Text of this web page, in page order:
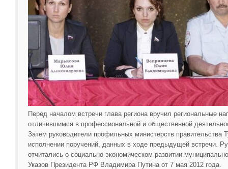
Перед началом встречи глава региона вручил региональные
отличившимся в профессиональной и общественной
Затем руководители профильных министерств правительства
исполнении поручений, данных в ходе предыдущей встречи.
отчитались о социально-экономическом развитии
Указов Президента РФ Владимира Путина от 7 мая 2012 года.